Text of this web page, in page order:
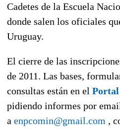
Cadetes de la Escuela
donde salen los oficiales
Uruguay.
El cierre de las
de 2011. Las bases,
consultas están en el
pidiendo informes por
a enpcomin@gmail.com ,